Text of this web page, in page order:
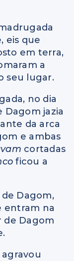
eis que
em terra,
a
seu lugar.
no dia
Dagom jazia
da arca
e ambas
cortadas
ficou a
Dagom,
entram na
de Dagom